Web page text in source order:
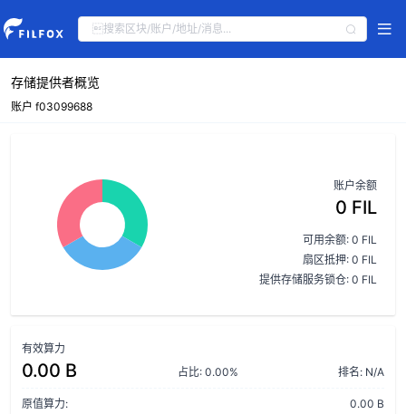
存储提供者概览
账户 f03099688
账户余额
0 FIL
可用余额: 0 FIL
扇区抵押: 0 FIL
提供存储服务锁仓: 0 FIL
有效算力
0.00 B 占比: 0.00% 排名: N/A
原值算力:
0.00 B